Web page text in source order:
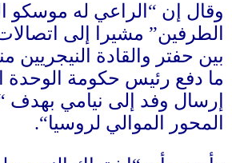
وقال إن “ الراعي له موسكو
الطرفين” مشيرا إلى
بين حفتر والقادة النيجريين
ما دفع رئيس حكومة الوحدة
إرسال وفد إلى نيامي بهدف
المحور الموالي لروسيا“.